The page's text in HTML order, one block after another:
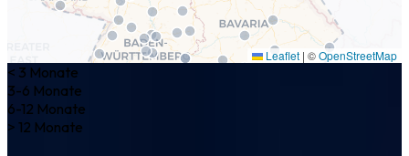
Leaflet | ©OpenStreetMap
< 3 Monate
3-6 Monate
6-12 Monate
> 12 Monate